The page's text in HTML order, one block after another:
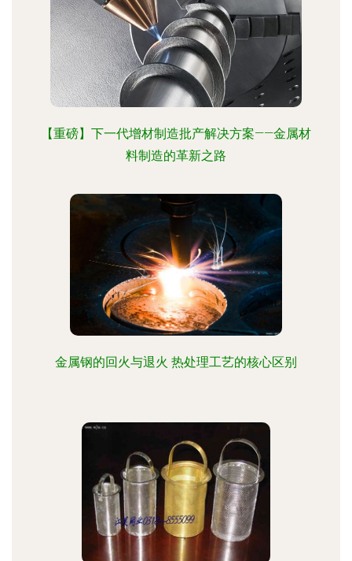
【重磅】下一代增材制造批产解决方案——金属材
料制造的革新之路
金属钢的回火与退火 热处理工艺的核心区别